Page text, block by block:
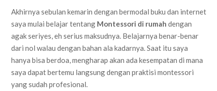
Akhirnya sebulan kemarin dengan bermodal buku dan internet
saya mulai belajar tentang Montessori di rumah dengan
agak seriyes, eh serius maksudnya. Belajarnya benar-benar
dari nol walau dengan bahan ala kadarnya. Saat itu saya
hanya bisa berdoa, mengharap akan ada kesempatan di mana
saya dapat bertemu langsung dengan praktisi montessori
yang sudah profesional.